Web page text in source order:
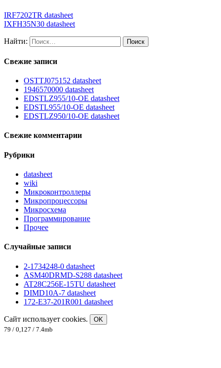
IRF7202TR datasheet
IXFH35N30 datasheet
Найти:
Свежие записи
OSTTJ075152 datasheet
1946570000 datasheet
EDSTLZ955/10-OE datasheet
EDSTL955/10-OE datasheet
EDSTLZ950/10-OE datasheet
Свежие комментарии
Рубрики
datasheet
wiki
Микроконтроллеры
Микропроцессоры
Микросхема
Программирование
Прочее
Случайные записи
2-1734248-0 datasheet
ASM40DRMD-S288 datasheet
AT28C256E-15TU datasheet
DIMD10A-7 datasheet
172-E37-201R001 datasheet
Сайт использует cookies.
OK
79 / 0,127 / 7.4mb